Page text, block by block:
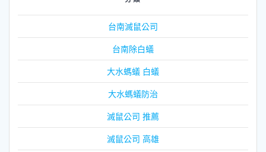
台南滅鼠公司
台南除白蟻
大水螞蟻 白蟻
大水螞蟻防治
滅鼠公司 推薦
滅鼠公司 高雄